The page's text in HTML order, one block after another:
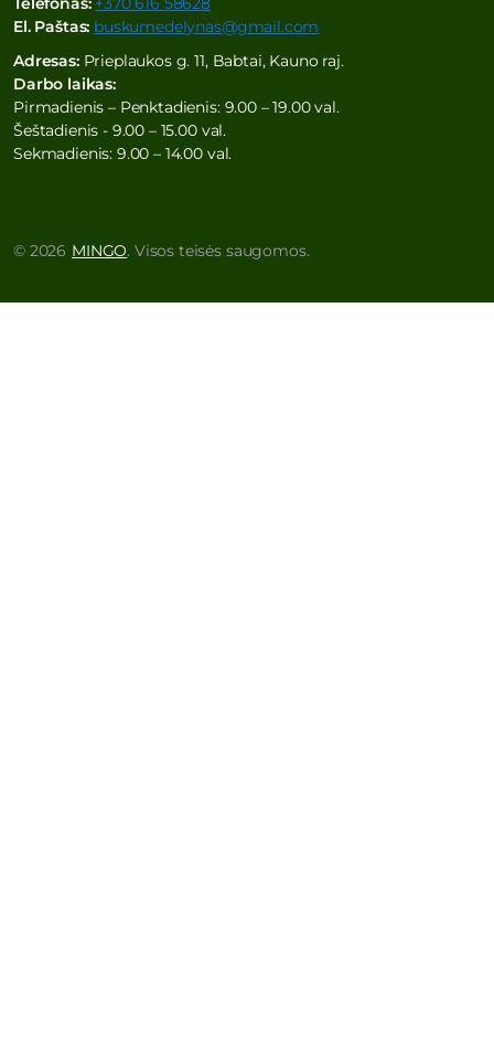
El. Paštas: buskumedelynas@gmail.com
Adresas:Prieplaukos g. 11, Babtai, Kauno raj.
Darbo laikas:
Pirmadienis – Penktadienis: 9.00 – 19.00 val.
Šeštadienis - 9.00 – 15.00 val.
Sekmadienis: 9.00 – 14.00 val.
© 2026 MINGO. Visos teisės saugomos.